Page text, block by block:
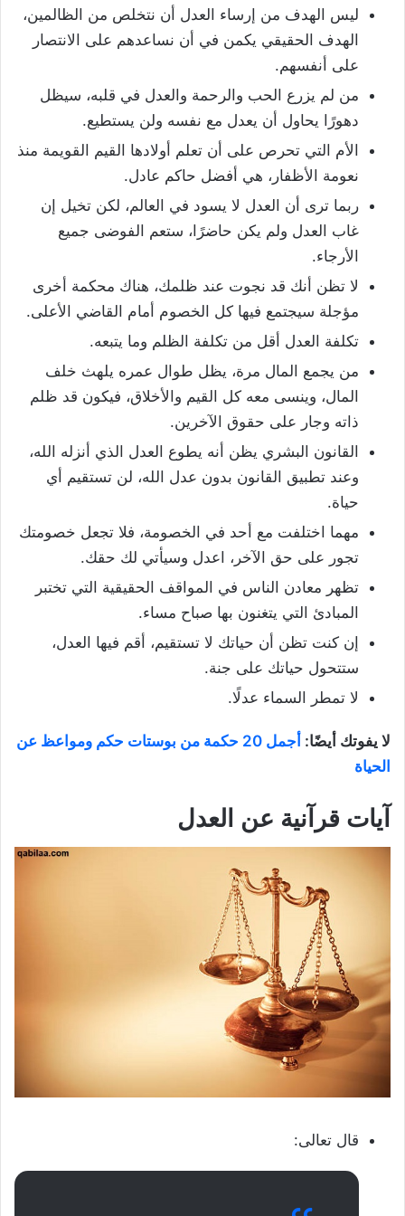
ليس الهدف من إرساء العدل أن نتخلص من الظالمين،
الهدف الحقيقي يكمن في أن نساعدهم على الانتصار
على أنفسهم.
من لم يزرع الحب والرحمة والعدل في قلبه، سيظل
دهورًا يحاول أن يعدل مع نفسه ولن يستطيع.
الأم التي تحرص على أن تعلم أولادها القيم القويمة منذ
نعومة الأظفار، هي أفضل حاكم عادل.
ربما ترى أن العدل لا يسود في العالم، لكن تخيل إن
غاب العدل ولم يكن حاضرًا، ستعم الفوضى جميع
الأرجاء.
لا تظن أنك قد نجوت عند ظلمك، هناك محكمة أخرى
مؤجلة سيجتمع فيها كل الخصوم أمام القاضي الأعلى.
تكلفة العدل أقل من تكلفة الظلم وما يتبعه.
من يجمع المال مرة، يظل طوال عمره يلهث خلف
المال، وينسى معه كل القيم والأخلاق، فيكون قد ظلم
ذاته وجار على حقوق الآخرين.
القانون البشري يظن أنه يطوع العدل الذي أنزله الله،
وعند تطبيق القانون بدون عدل الله، لن تستقيم أي
حياة.
مهما اختلفت مع أحد في الخصومة، فلا تجعل خصومتك
تجور على حق الآخر، اعدل وسيأتي لك حقك.
تظهر معادن الناس في المواقف الحقيقية التي تختبر
المبادئ التي يتغنون بها صباح مساء.
إن كنت تظن أن حياتك لا تستقيم، أقم فيها العدل،
ستتحول حياتك على جنة.
لا تمطر السماء عدلًا.
لا يفوتك أيضًا:
أجمل 20 حكمة من بوستات حكم ومواعظ عن
الحياة
آيات قرآنية عن العدل
قال تعالى: